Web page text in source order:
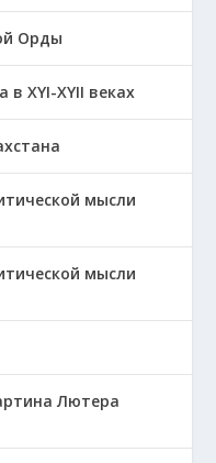
Орды
ХҮІ-ХҮІІ веках
мысли
мысли
Лютера